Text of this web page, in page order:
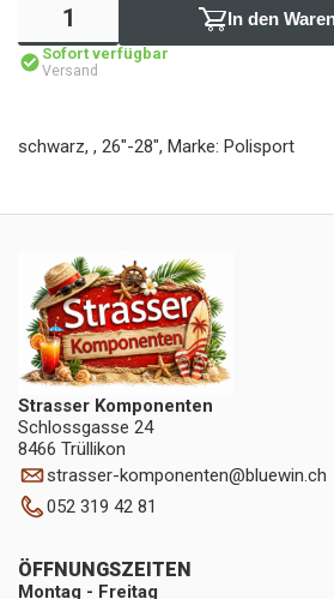
In den
Sofort verfügbar
Versand
schwarz, , 26"-28", Marke: Polisport
Strasser Komponenten
Schlossgasse 24
8466 Trüllikon
strasser-komponenten@bluewin.ch
052 319 42 81
ÖFFNUNGSZEITEN
Montag - Freitag